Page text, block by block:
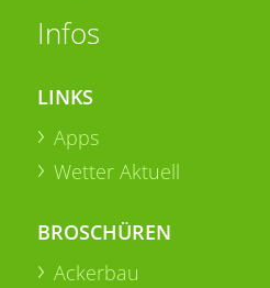
Infos
LINKS
Apps
Wetter Aktuell
BROSCHÜREN
Ackerbau